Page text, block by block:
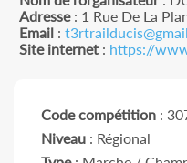
Adresse: 1 Rue De La
Email:
Site internet: https://
Code compétition :
Niveau : Régional